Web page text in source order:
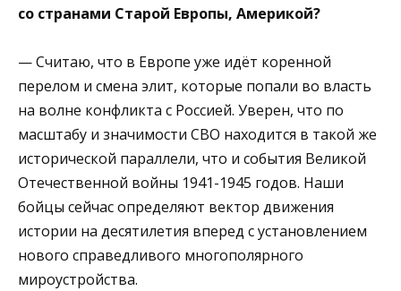
со странами Старой Европы, Америкой?
— Считаю, что в Европе уже идёт коренной
перелом и смена элит, которые попали во власть
на волне конфликта с Россией. Уверен, что по
масштабу и значимости СВО находится в такой же
исторической параллели, что и события Великой
Отечественной войны 1941-1945 годов. Наши
бойцы сейчас определяют вектор движения
истории на десятилетия вперед с установлением
нового справедливого многополярного
мироустройства.